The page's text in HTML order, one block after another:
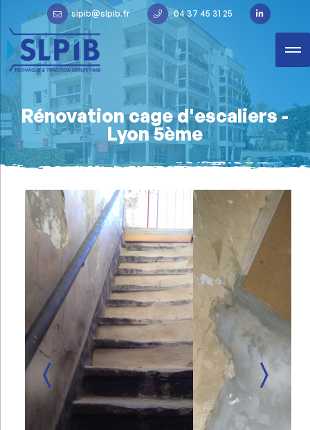
slpib@slpib.fr 04 37 45 31 25
Rénovation cage d'escaliers -
Lyon 5ème